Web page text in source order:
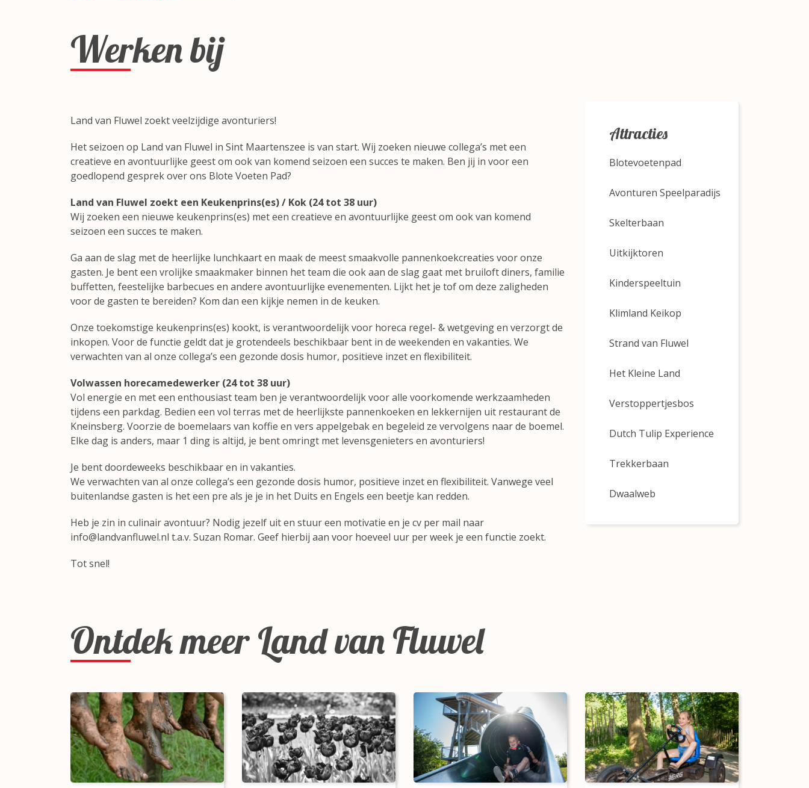
Werken bij
Land van Fluwel zoekt veelzijdige avonturiers!
Het seizoen op Land van Fluwel in Sint Maartenszee is van start. Wij zoeken nieuwe collega’s met een
creatieve en avontuurlijke geest om ook van komend seizoen een succes te maken. Ben jij in voor een
goedlopend gesprek over ons Blote Voeten Pad?
Land van Fluwel zoekt een Keukenprins(es) / Kok (24 tot 38 uur)
Wij zoeken een nieuwe keukenprins(es) met een creatieve en avontuurlijke geest om ook van komend
seizoen een succes te maken.
Ga aan de slag met de heerlijke lunchkaart en maak de meest smaakvolle pannenkoekcreaties voor onze
gasten. Je bent een vrolijke smaakmaker binnen het team die ook aan de slag gaat met bruiloft diners, familie
buffetten, feestelijke barbecues en andere avontuurlijke evenementen. Lijkt het je tof om deze zaligheden
voor de gasten te bereiden? Kom dan een kijkje nemen in de keuken.
Onze toekomstige keukenprins(es) kookt, is verantwoordelijk voor horeca regel- & wetgeving en verzorgt de
inkopen. Voor de functie geldt dat je grotendeels beschikbaar bent in de weekenden en vakanties. We
verwachten van al onze collega’s een gezonde dosis humor, positieve inzet en flexibiliteit.
Volwassen horecamedewerker (24 tot 38 uur)
Vol energie en met een enthousiast team ben je verantwoordelijk voor alle voorkomende werkzaamheden
tijdens een parkdag. Bedien een vol terras met de heerlijkste pannenkoeken en lekkernijen uit restaurant de
Kneinsberg. Voorzie de boemelaars van koffie en vers appelgebak en begeleid ze vervolgens naar de boemel.
Elke dag is anders, maar 1 ding is altijd, je bent omringt met levensgenieters en avonturiers!
Je bent doordeweeks beschikbaar en in vakanties.
We verwachten van al onze collega’s een gezonde dosis humor, positieve inzet en flexibiliteit. Vanwege veel
buitenlandse gasten is het een pre als je je in het Duits en Engels een beetje kan redden.
Heb je zin in culinair avontuur? Nodig jezelf uit en stuur een motivatie en je cv per mail naar
info@landvanfluwel.nl t.a.v. Suzan Romar. Geef hierbij aan voor hoeveel uur per week je een functie zoekt.
Tot snel!
Attracties
Blotevoetenpad
Avonturen Speelparadijs
Skelterbaan
Uitkijktoren
Kinderspeeltuin
Klimland Keikop
Strand van Fluwel
Het Kleine Land
Verstoppertjesbos
Dutch Tulip Experience
Trekkerbaan
Dwaalweb
Ontdek meer Land van Fluwel